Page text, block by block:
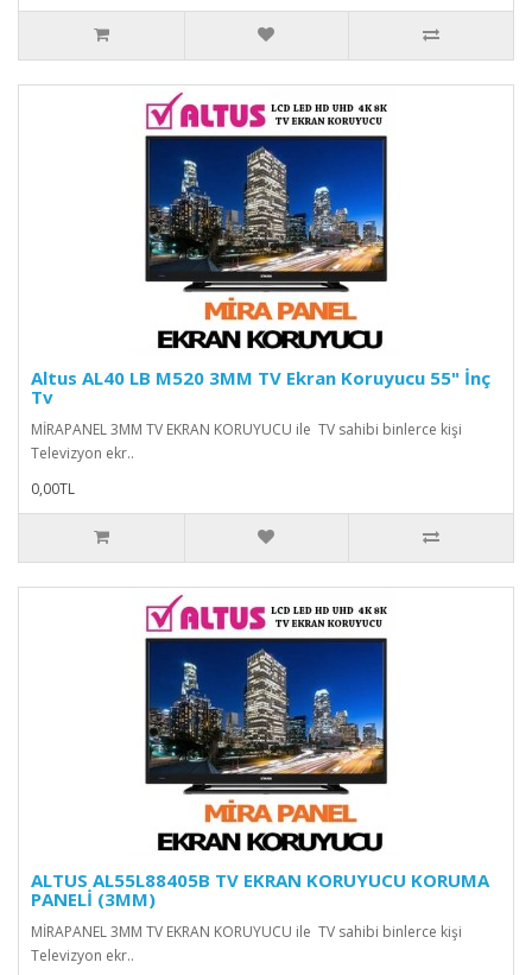
Altus AL40 LB M520 3MM TV Ekran Koruyucu 55" İnç
Tv
MİRAPANEL 3MM TV EKRAN KORUYUCU ile TV sahibi binlerce kişi
Televizyon ekr..
0,00TL
ALTUS AL55L88405B TV EKRAN KORUYUCU KORUMA
PANELİ (3MM)
MİRAPANEL 3MM TV EKRAN KORUYUCU ile TV sahibi binlerce kişi
Televizyon ekr..